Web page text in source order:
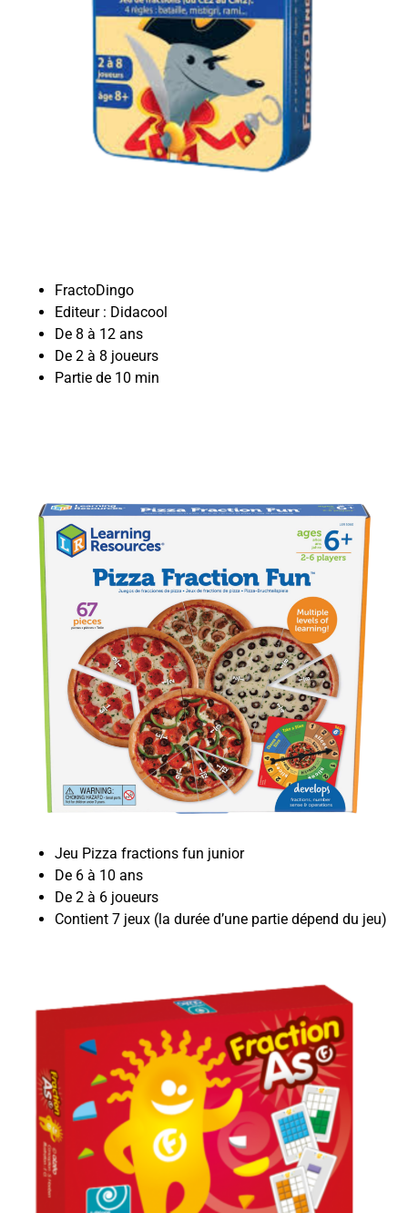
FractoDingo
Editeur : Didacool
De 8 à 12 ans
De 2 à 8 joueurs
Partie de 10 min
Jeu Pizza fractions fun junior
De 6 à 10 ans
De 2 à 6 joueurs
Contient 7 jeux (la durée d’une partie dépend du jeu)